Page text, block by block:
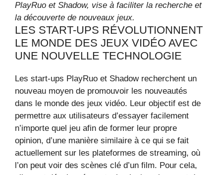
PlayRuo et Shadow, vise à faciliter la recherche et
la découverte de nouveaux jeux.
LES START-UPS RÉVOLUTIONNENT
LE MONDE DES JEUX VIDÉO AVEC
UNE NOUVELLE TECHNOLOGIE
Les start-ups PlayRuo et Shadow recherchent un
nouveau moyen de promouvoir les nouveautés
dans le monde des jeux vidéo. Leur objectif est de
permettre aux utilisateurs d’essayer facilement
n’importe quel jeu afin de former leur propre
opinion, d’une manière similaire à ce qui se fait
actuellement sur les plateformes de streaming, où
l’on peut voir des scènes clé d’un film. Pour cela,